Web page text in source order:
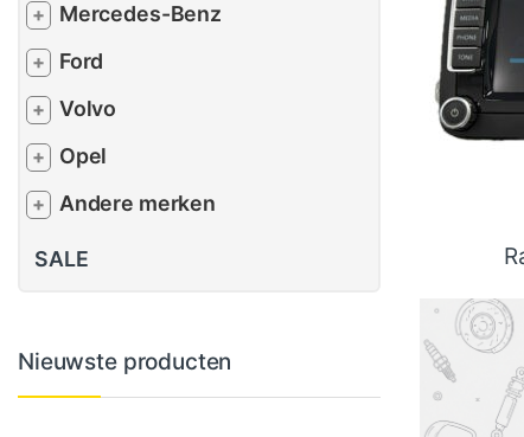
+ Mercedes-Benz
+ Ford
+ Volvo
+ Opel
+ Andere merken
SALE
Nieuwste producten